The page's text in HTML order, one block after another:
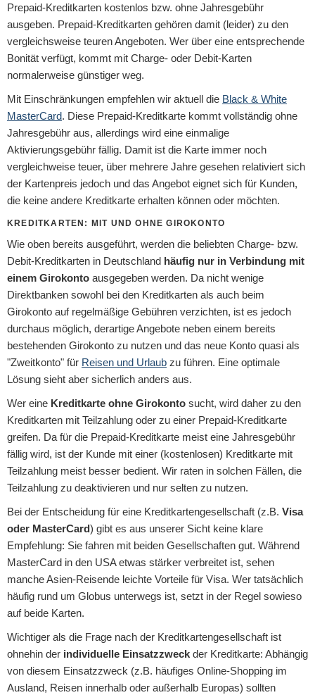
Prepaid-Kreditkarten kostenlos bzw. ohne Jahresgebühr
ausgeben. Prepaid-Kreditkarten gehören damit (leider) zu den
vergleichsweise teuren Angeboten. Wer über eine entsprechende
Bonität verfügt, kommt mit Charge- oder Debit-Karten
normalerweise günstiger weg.
Mit Einschränkungen empfehlen wir aktuell die Black & White
MasterCard. Diese Prepaid-Kreditkarte kommt vollständig ohne
Jahresgebühr aus, allerdings wird eine einmalige
Aktivierungsgebühr fällig. Damit ist die Karte immer noch
vergleichweise teuer, über mehrere Jahre gesehen relativiert sich
der Kartenpreis jedoch und das Angebot eignet sich für Kunden,
die keine andere Kreditkarte erhalten können oder möchten.
KREDITKARTEN: MIT UND OHNE GIROKONTO
Wie oben bereits ausgeführt, werden die beliebten Charge- bzw.
Debit-Kreditkarten in Deutschland häufig nur in Verbindung mit
einem Girokonto ausgegeben werden. Da nicht wenige
Direktbanken sowohl bei den Kreditkarten als auch beim
Girokonto auf regelmäßige Gebühren verzichten, ist es jedoch
durchaus möglich, derartige Angebote neben einem bereits
bestehenden Girokonto zu nutzen und das neue Konto quasi als
"Zweitkonto" für Reisen und Urlaub zu führen. Eine optimale
Lösung sieht aber sicherlich anders aus.
Wer eine Kreditkarte ohne Girokonto sucht, wird daher zu den
Kreditkarten mit Teilzahlung oder zu einer Prepaid-Kreditkarte
greifen. Da für die Prepaid-Kreditkarte meist eine Jahresgebühr
fällig wird, ist der Kunde mit einer (kostenlosen) Kreditkarte mit
Teilzahlung meist besser bedient. Wir raten in solchen Fällen, die
Teilzahlung zu deaktivieren und nur selten zu nutzen.
Bei der Entscheidung für eine Kreditkartengesellschaft (z.B. Visa
oder MasterCard) gibt es aus unserer Sicht keine klare
Empfehlung: Sie fahren mit beiden Gesellschaften gut. Während
MasterCard in den USA etwas stärker verbreitet ist, sehen
manche Asien-Reisende leichte Vorteile für Visa. Wer tatsächlich
häufig rund um Globus unterwegs ist, setzt in der Regel sowieso
auf beide Karten.
Wichtiger als die Frage nach der Kreditkartengesellschaft ist
ohnehin der individuelle Einsatzzweck der Kreditkarte: Abhängig
von diesem Einsatzzweck (z.B. häufiges Online-Shopping im
Ausland, Reisen innerhalb oder außerhalb Europas) sollten